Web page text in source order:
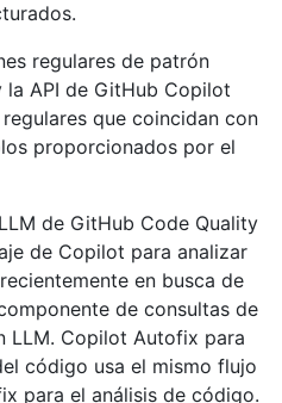
regulares de patrón
la API de GitHub Copilot
que coincidan con
proporcionados por el
de GitHub Code Quality
de Copilot para analizar
en busca de
de consultas de
LLM. Copilot Autofix para
código usa el mismo flujo
para el análisis de código.